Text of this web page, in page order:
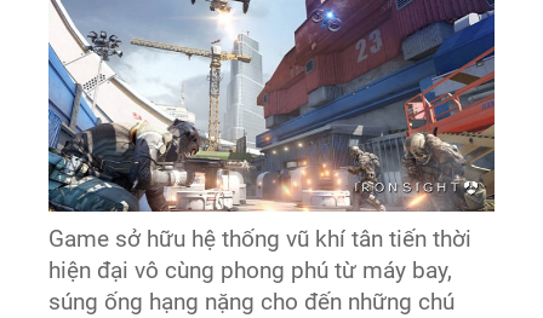
Game sở hữu hệ thống vũ khí tân tiến thời
hiện đại vô cùng phong phú từ máy bay,
súng ống hạng nặng cho đến những chú